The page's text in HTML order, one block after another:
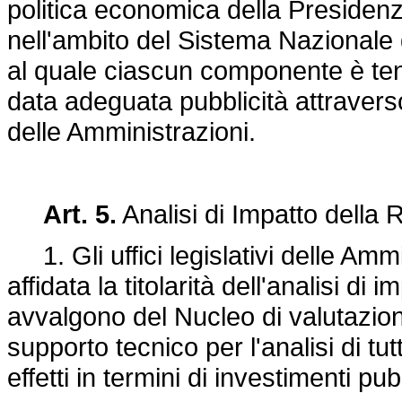
politica economica della
nell'ambito del Sistema
al quale ciascun componente è
data adeguata pubblicità
delle Amministrazioni.
Art. 5. Analisi di Impatto della
1. Gli uffici legislativi delle
affidata la titolarità dell'analisi di
avvalgono del Nucleo di
supporto tecnico per l'analisi di
effetti in termini di investimenti